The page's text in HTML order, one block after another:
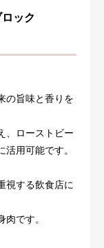
ック
の旨味と香りを
、ローストビー
用可能です。
視する飲食店に
です。